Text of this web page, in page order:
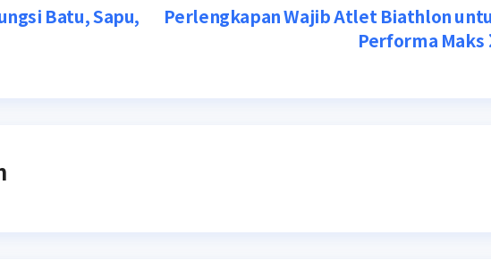
Perlengkapan Wajib Atlet Biathlon
Performa Maks
Batu, Sapu,